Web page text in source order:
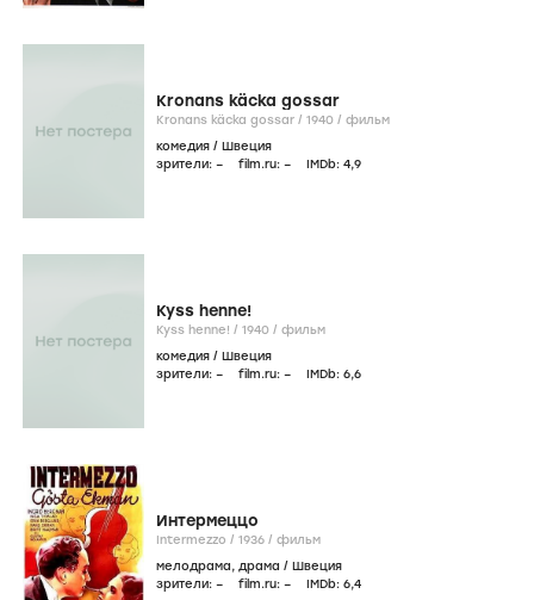
Kronans käcka gossar
Kronans käcka gossar / 1940 / фильм
комедия / Швеция
зрители: – film.ru: – IMDb: 4,9
Kyss henne!
Kyss henne! / 1940 / фильм
комедия / Швеция
зрители: – film.ru: – IMDb: 6,6
Интермеццо
Intermezzo / 1936 / фильм
мелодрама, драма / Швеция
зрители: – film.ru: – IMDb: 6,4